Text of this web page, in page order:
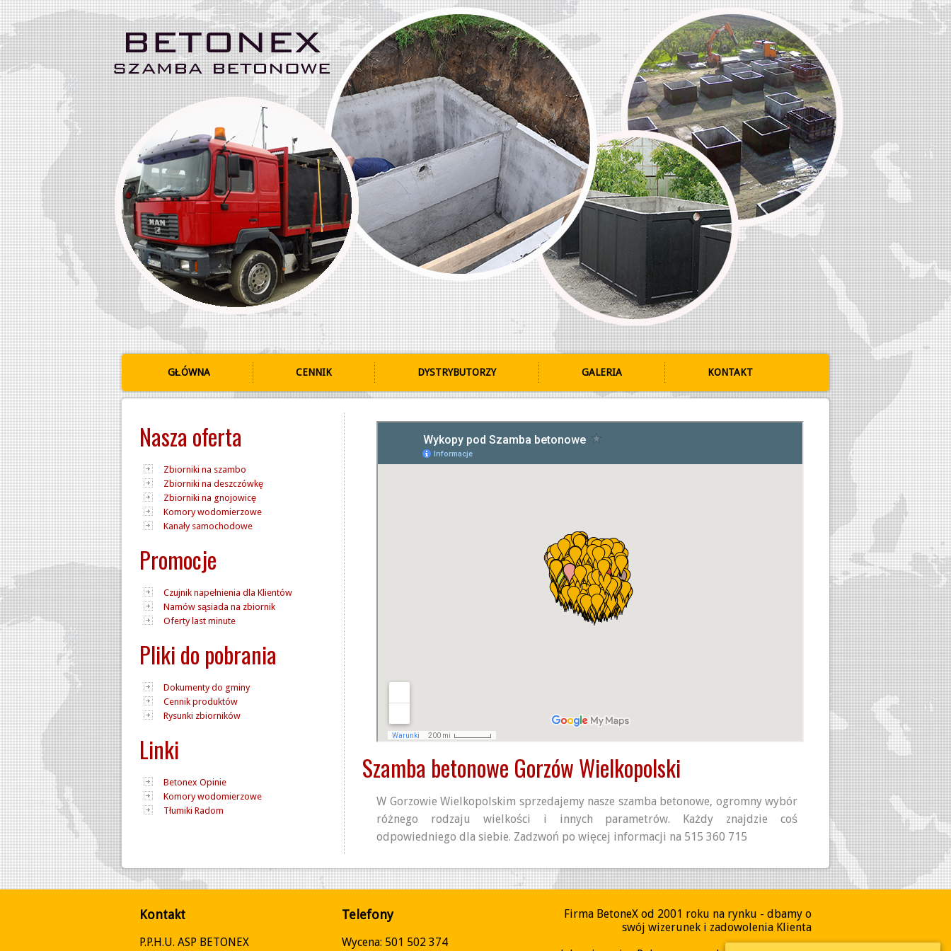
GŁÓWNA CENNIK DYSTRYBUTORZY GALERIA KONTAKT
Nasza oferta
Zbiorniki na szambo
Zbiorniki na deszczówkę
Zbiorniki na gnojowicę
Komory wodomierzowe
Kanały samochodowe
Promocje
Czujnik napełnienia dla Klientów
Namów sąsiada na zbiornik
Oferty last minute
Pliki do pobrania
Dokumenty do gminy
Cennik produktów
Rysunki zbiorników
Linki
Betonex Opinie
Komory wodomierzowe
Tłumiki Radom
Szamba betonowe Gorzów Wielkopolski
W Gorzowie Wielkopolskim sprzedajemy nasze szamba betonowe, ogromny wybór
różnego rodzaju wielkości i innych parametrów. Każdy znajdzie coś
odpowiedniego dla siebie. Zadzwoń po więcej informacji na 515 360 715
Kontakt
P.P.H.U. ASP BETONEX
Telefony
Wycena: 501 502 374
Firma BetoneX od 2001 roku na rynku - dbamy o
swój wizerunek i zadowolenia Klienta